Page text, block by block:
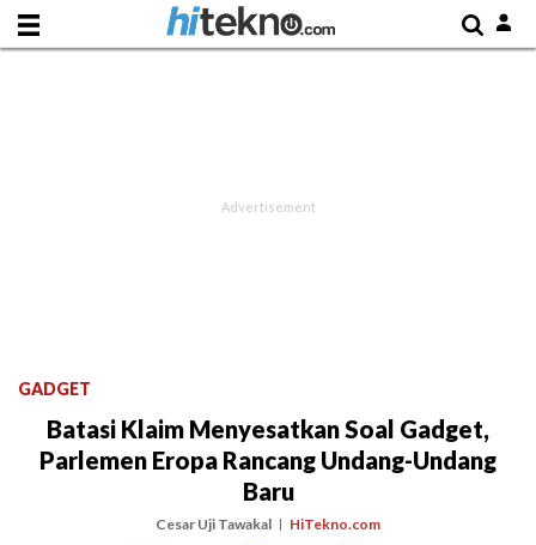
GADGET
Batasi Klaim Menyesatkan Soal Gadget,
Parlemen Eropa Rancang Undang-Undang
Baru
Cesar Uji Tawakal HiTekno.com